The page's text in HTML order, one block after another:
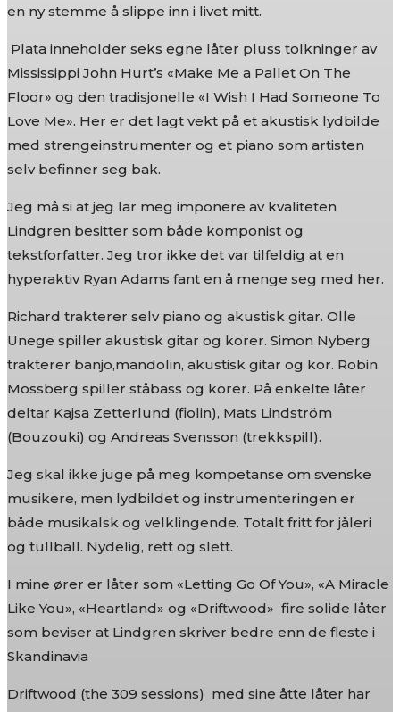
en ny stemme å slippe inn i livet mitt.
Plata inneholder seks egne låter pluss tolkninger av
Mississippi John Hurt’s «Make Me a Pallet On The
Floor» og den tradisjonelle «I Wish I Had Someone To
Love Me». Her er det lagt vekt på et akustisk lydbilde
med strengeinstrumenter og et piano som artisten
selv befinner seg bak.
Jeg må si at jeg lar meg imponere av kvaliteten
Lindgren besitter som både komponist og
tekstforfatter. Jeg tror ikke det var tilfeldig at en
hyperaktiv Ryan Adams fant en å menge seg med her.
Richard trakterer selv piano og akustisk gitar. Olle
Unege spiller akustisk gitar og korer. Simon Nyberg
trakterer banjo,mandolin, akustisk gitar og kor. Robin
Mossberg spiller ståbass og korer. På enkelte låter
deltar Kajsa Zetterlund (fiolin), Mats Lindström
(Bouzouki) og Andreas Svensson (trekkspill).
Jeg skal ikke juge på meg kompetanse om svenske
musikere, men lydbildet og instrumenteringen er
både musikalsk og velklingende. Totalt fritt for jåleri
og tullball. Nydelig, rett og slett.
I mine ører er låter som «Letting Go Of You», «A Miracle
Like You», «Heartland» og «Driftwood» fire solide låter
som beviser at Lindgren skriver bedre enn de fleste i
Skandinavia
Driftwood (the 309 sessions) med sine åtte låter har